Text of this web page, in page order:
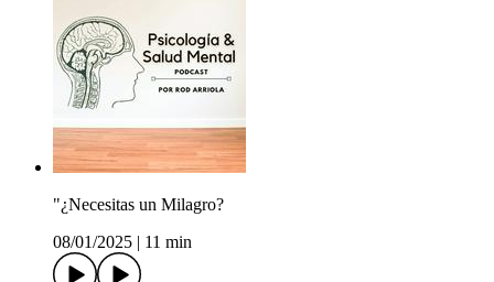
"¿Necesitas un Milagro?
08/01/2025
11 min